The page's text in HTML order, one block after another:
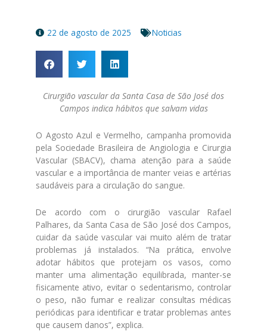
22 de agosto de 2025 Noticias
Cirurgião vascular da Santa Casa de São José dos
Campos indica hábitos que salvam vidas
O Agosto Azul e Vermelho, campanha promovida
pela Sociedade Brasileira de Angiologia e Cirurgia
Vascular (SBACV), chama atenção para a saúde
vascular e a importância de manter veias e artérias
saudáveis para a circulação do sangue.
De acordo com o cirurgião vascular Rafael
Palhares, da Santa Casa de São José dos Campos,
cuidar da saúde vascular vai muito além de tratar
problemas já instalados. “Na prática, envolve
adotar hábitos que protejam os vasos, como
manter uma alimentação equilibrada, manter-se
fisicamente ativo, evitar o sedentarismo, controlar
o peso, não fumar e realizar consultas médicas
periódicas para identificar e tratar problemas antes
que causem danos”, explica.